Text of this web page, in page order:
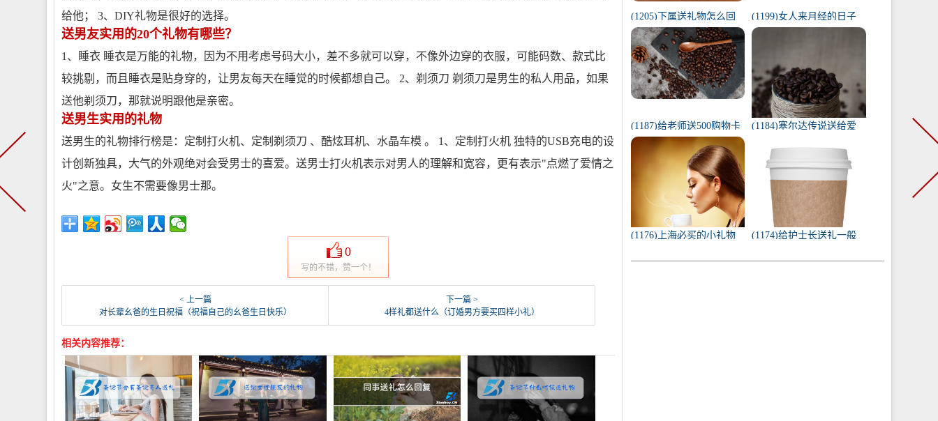
给他； 3、DIY礼物是很好的选择。
送男友实用的20个礼物有哪些？
1、睡衣 睡衣是万能的礼物，因为不用考虑号码大小，差不多就可以穿，不像外边穿的衣服，可能码数、款式比
较挑剔，而且睡衣是贴身穿的，让男友每天在睡觉的时候都想自己。 2、剃须刀 剃须刀是男生的私人用品，如果
送他剃须刀，那就说明跟他是亲密。
送男生实用的礼物
送男生的礼物排行榜是：定制打火机、定制剃须刀 、酷炫耳机、水晶车模 。 1、定制打火机 独特的USB充电的设
计创新独具，大气的外观绝对会受男士的喜爱。送男士打火机表示对男人的理解和宽容，更有表示"点燃了爱情之
火"之意。女生不需要像男士那。
0
写的不错，赞一个！
< 上一篇
对长辈幺爸的生日祝福（祝福自己的幺爸生日快乐）
下一篇 >
4样礼都送什么（订婚男方要买四样小礼）
相关内容推荐：
(1205)下属送礼物怎么回
复（下属给我送礼我该如
何回复）
(1199)女人来月经的日子
代表什么（1一31日月经代
(1187)给老师送500购物卡
少吗（给老师送500还是
1000）
(1184)塞尔达传说送给爱
任务100只蚱蜢）
(1176)上海必买的小礼物
(1174)给护士长送礼一般
实用的东西）